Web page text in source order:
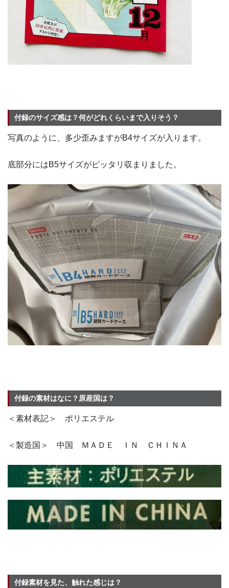
付録のサイズ感は？何がどれくらいまで入りそう？
写真のように、多少歪みますがB4サイズが入ります。
底部分にはB5サイズがピッタリ収まりました。
付録の素材はなに？原産国は？
＜素材表記＞ ポリエステル
＜製造国＞ 中国 ＭＡＤＥ ＩＮ ＣＨＩＮＡ
付録素材を見た、触れた感じは？